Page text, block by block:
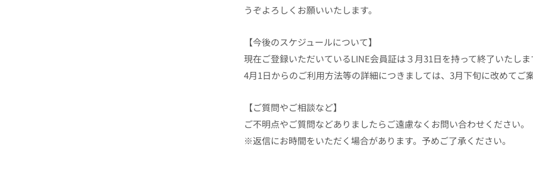
うぞよろしくお願いいたします。
【今後のスケジュールについて】
現在ご登録いただいているLINE会員証は３月31日を持って終了いたしま
4月1日からのご利用方法等の詳細につきましては、3月下旬に改めてご
【ご質問やご相談など】
ご不明点やご質問などありましたらご遠慮なくお問い合わせください。
※返信にお時間をいただく場合があります。予めご了承ください。